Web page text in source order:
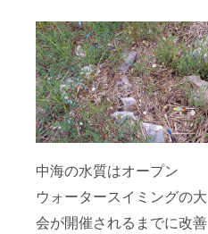
中海の水質はオープン
ウォータースイミングの大
会が開催されるまでに改善